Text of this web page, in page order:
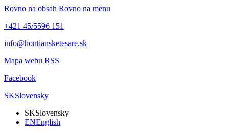
Rovno na obsah Rovno na menu
+421 45/5596 151
info@hontiansketesare.sk
Mapa webu RSS
Facebook
SKSlovensky
SKSlovensky
ENEnglish